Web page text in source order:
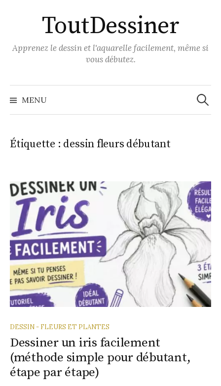
ToutDessiner
Apprenez le dessin et l'aquarelle facilement, même si
vous débutez.
MENU
Étiquette : dessin fleurs débutant
DESSIN - FLEURS ET PLANTES
Dessiner un iris facilement
(méthode simple pour débutant,
étape par étape)